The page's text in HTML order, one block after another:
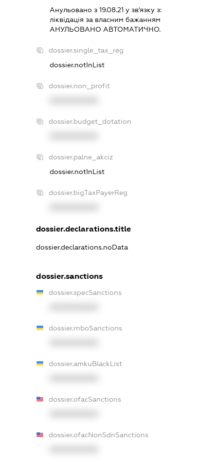
Анульовано з 19.08.21 у зв'язку з:
лiквiдацiя за власним бажанням
АНУЛЬОВАНО АВТОМАТИЧНО.
dossier.single_tax_reg
dossier.notInList
dossier.non_profit
dossier.budget_dotation
dossier.palne_akciz
dossier.notInList
dossier.bigTaxPayerReg
dossier.declarations.title
dossier.declarations.noData
dossier.sanctions
dossier.specSanctions
dossier.rnboSanctions
dossier.amkuBlackList
dossier.ofacSanctions
dossier.ofacNonSdnSanctions